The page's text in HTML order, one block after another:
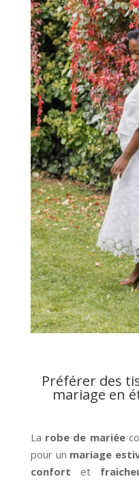
Préférer des
mariage en
La robe de mariée
pour un mariage
confort et